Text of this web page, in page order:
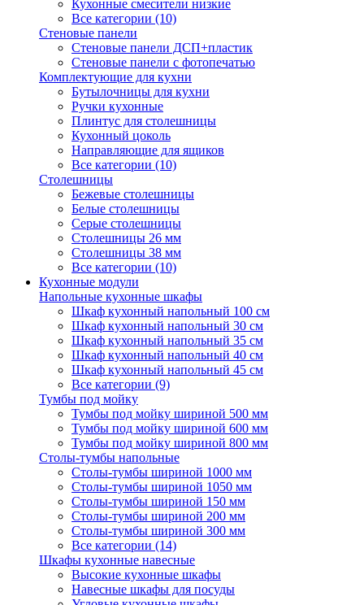
Кухонные смесители низкие
Все категории (10)
Стеновые панели
Стеновые панели ДСП+пластик
Стеновые панели с фотопечатью
Комплектующие для кухни
Бутылочницы для кухни
Ручки кухонные
Плинтус для столешницы
Кухонный цоколь
Направляющие для ящиков
Все категории (10)
Столешницы
Бежевые столешницы
Белые столешницы
Серые столешницы
Столешницы 26 мм
Столешницы 38 мм
Все категории (10)
Кухонные модули
Напольные кухонные шкафы
Шкаф кухонный напольный 100 см
Шкаф кухонный напольный 30 см
Шкаф кухонный напольный 35 см
Шкаф кухонный напольный 40 см
Шкаф кухонный напольный 45 см
Все категории (9)
Тумбы под мойку
Тумбы под мойку шириной 500 мм
Тумбы под мойку шириной 600 мм
Тумбы под мойку шириной 800 мм
Столы-тумбы напольные
Столы-тумбы шириной 1000 мм
Столы-тумбы шириной 1050 мм
Столы-тумбы шириной 150 мм
Столы-тумбы шириной 200 мм
Столы-тумбы шириной 300 мм
Все категории (14)
Шкафы кухонные навесные
Высокие кухонные шкафы
Навесные шкафы для посуды